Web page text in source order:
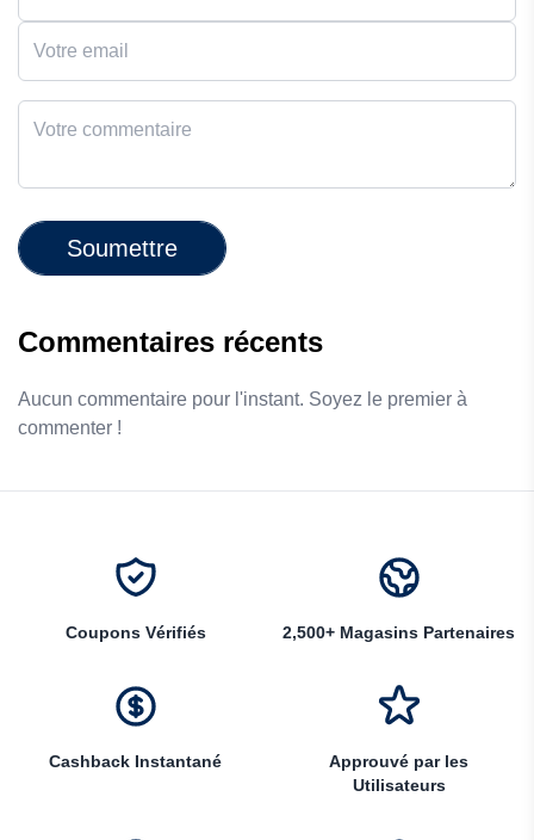
Soumettre
Commentaires récents
Aucun commentaire pour l'instant. Soyez le premier à
commenter !
Coupons Vérifiés 2,500+ Magasins Partenaires
Cashback Instantané
Approuvé par les
Utilisateurs